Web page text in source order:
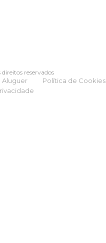
reservados
Aluguer
Política de Cookies